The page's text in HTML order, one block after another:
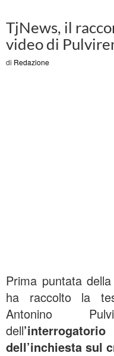
TjNews, il
video di
di Redazione
Prima puntata
ha raccolto la
Antonino
dell
dell’inchiesta sul